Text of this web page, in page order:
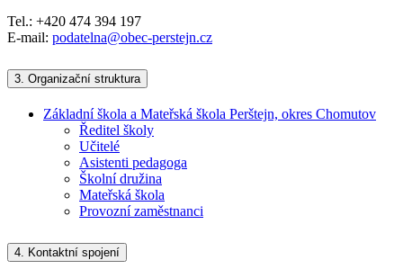
Tel.: +420 474 394 197
E-mail: podatelna@obec-perstejn.cz
3. Organizační struktura
Základní škola a Mateřská škola Perštejn, okres Chomutov
Ředitel školy
Učitelé
Asistenti pedagoga
Školní družina
Mateřská škola
Provozní zaměstnanci
4. Kontaktní spojení